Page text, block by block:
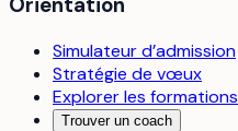
Simulateur d’admission
Stratégie de vœux
Explorer les formations
Trouver un coach